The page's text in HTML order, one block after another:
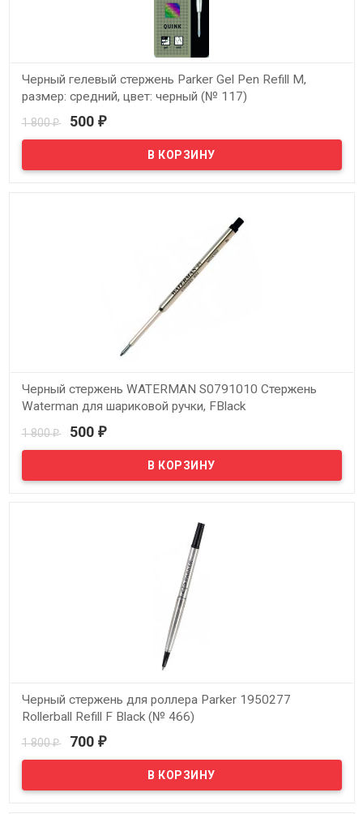
Черный гелевый стержень Parker Gel Pen Refill M,
размер: средний, цвет: черный (№ 117)
В наличии
1 800₽ 500 ₽
Черный стержень WATERMAN S0791010 Стержень
Waterman для шариковой ручки, FBlack
В наличии
1 800₽ 500 ₽
Черный стержень для роллера Parker 1950277
Rollerball Refill F Black (№ 466)
В наличии
1 800₽ 700 ₽